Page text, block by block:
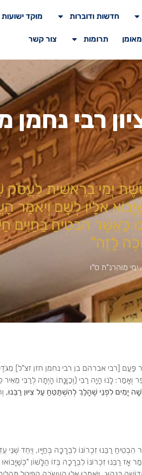
חדשות ודוברות מוקד ישועות
תרומות צור קשר
רבי נחמן
יְמֵי בְרֵאשִׁית לַעֲסֹק
אֵלָיו לְשָׁם וְיֹאמַר
כַּאֲשֶׁר הִבְטִיחַ בַּחַיִּים
לָזֶה"
מוהרנ"ת ס"ו
פַּעַם [רבי אברהם בן רבי נחמן חזן זצ"ל]
וְאָמַר: לָנוּ הָיָה רַבִּי (וְכַוָּנָתוֹ הָיְתָה לְרַבִּי
יָמִים לִפְנֵי שֶׁהָלַךְ לְהִשְׁתַּטֵּחַ עַל צִיּוּן רַבֵּנוּ,
הִבְטִיחַ רַבֵּנוּ זִכְרוֹנוֹ לִבְרָכָה בְּחַיָּיו, וְיִחֵד
אָז רַבֵּנוּ זִכְרוֹנוֹ לִבְרָכָה בְּזוֹ הַלָּשׁוֹן